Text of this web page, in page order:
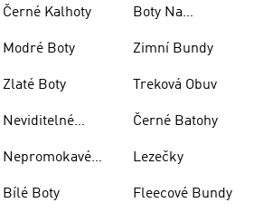
Černé Kalhoty
Modré Boty
Zlaté Boty
Neviditelné
Nepromokavé
Bílé Boty
Boty Na
Zimní Bundy
Treková Obuv
Černé Batohy
Lezečky
Fleecové Bundy